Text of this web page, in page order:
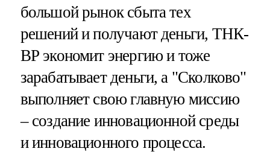
большой рынок сбыта тех
решений и получают деньги, ТНК-
ВР экономит энергию и тоже
зарабатывает деньги, а "Сколково"
выполняет свою главную миссию
– создание инновационной среды
и инновационного процесса.